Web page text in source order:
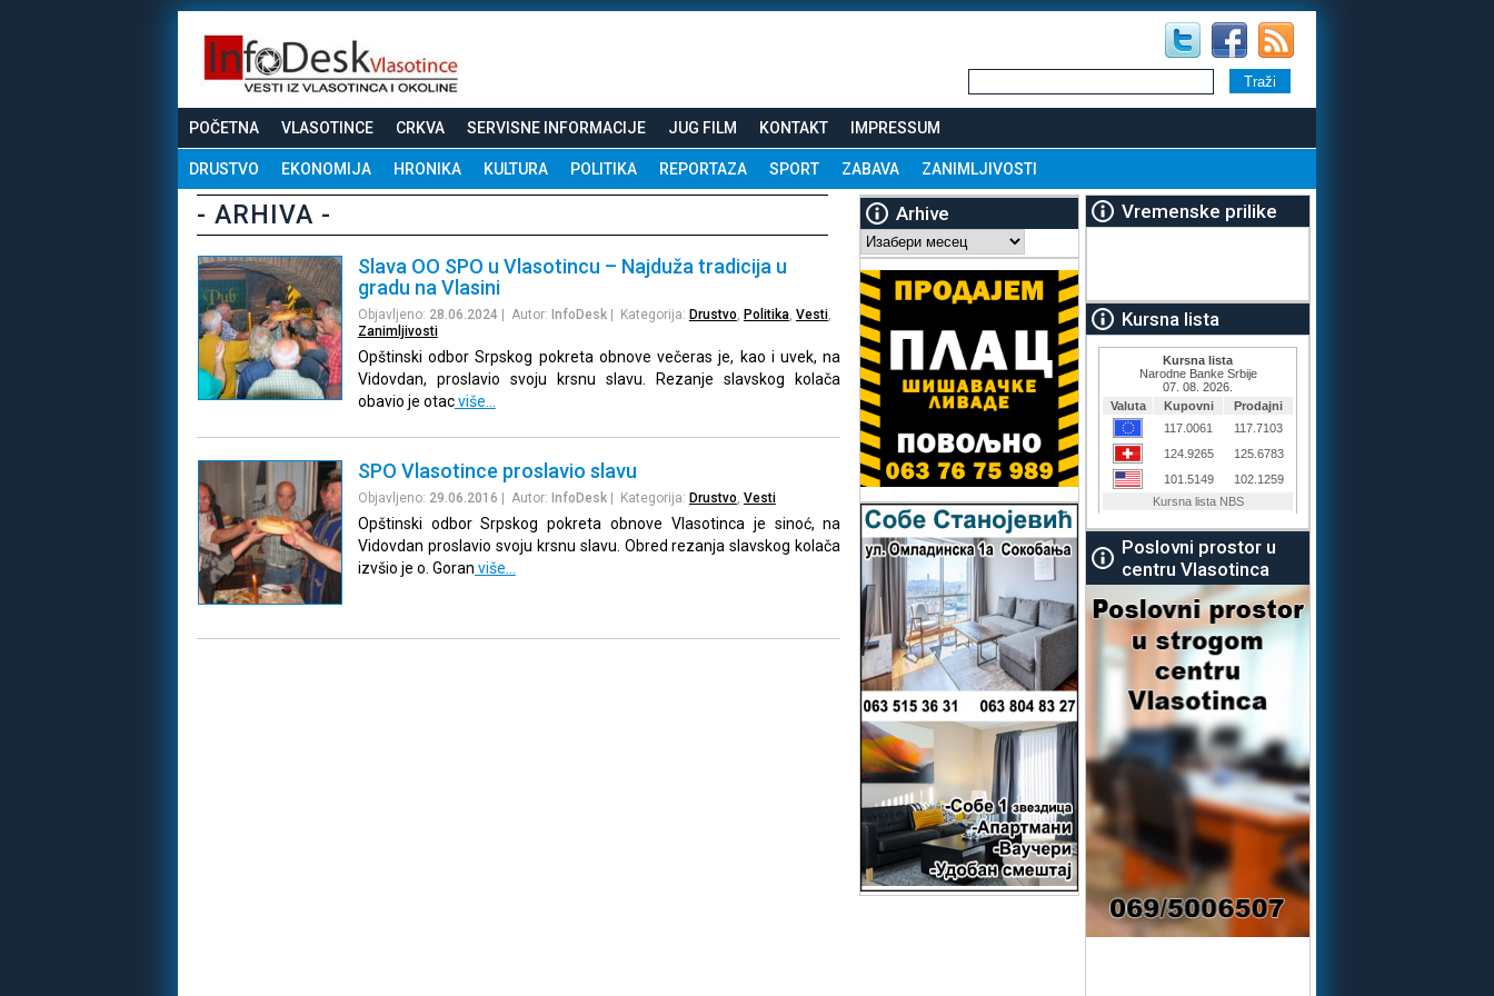
POČETNA VLASOTINCE CRKVA SERVISNE INFORMACIJE JUG FILM KONTAKT IMPRESSUM
DRUSTVO EKONOMIJA HRONIKA KULTURA POLITIKA REPORTAZA SPORT ZABAVA ZANIMLJIVOSTI
- ARHIVA -
Slava OO SPO u Vlasotincu – Najduža tradicija u
gradu na Vlasini
Objavljeno: 28.06.2024 | Autor: InfoDesk| Kategorija: Drustvo Politika, Vesti,
Zanimljivosti
Opštinski odbor Srpskog pokreta obnove večeras je, kao i uvek, na
Vidovdan, proslavio svoju krsnu slavu. Rezanje slavskog kolača
obavio je otacviše…
SPO Vlasotince proslavio slavu
Objavljeno: 29.06.2016 | Autor: InfoDesk| Kategorija: Drustvo Vesti
Opštinski odbor Srpskog pokreta obnove Vlasotinca je sinoć, na
Vidovdan proslavio svoju krsnu slavu. Obred rezanja slavskog kolača
izvšio je o. Goran više…
Arhive
Arhive
Vremenske prilike
Kursna lista
Poslovni prostor u
centru Vlasotinca